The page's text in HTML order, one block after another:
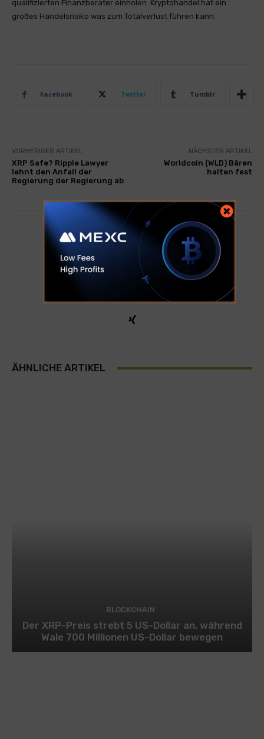
qualifizierten Finanzberater einholen. Kryptohandel hat ein
großes Handelsrisiko was zum Totalverlust führen kann.
Facebook Twitter Tumblr
VORHERIGER ARTIKEL
XRP Safe? Ripple Lawyer
lehnt den Anfall der
Regierung der Regierung ab
NÄCHSTER ARTIKEL
Worldcoin (WLD) Bären
halten fest
Kryptohacks
ÄHNLICHE ARTIKEL
BLOCKCHAIN
Der XRP-Preis strebt 5 US-Dollar an, während
Wale 700 Millionen US-Dollar bewegen